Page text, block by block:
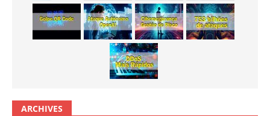
ARCHIVES